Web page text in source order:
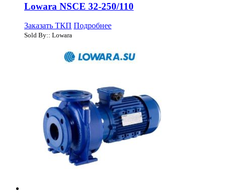
Lowara NSCE 32-250/110
Заказать ТКП Подробнее
Sold By:: Lowara